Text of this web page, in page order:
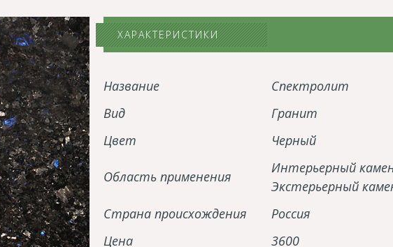
ХАРАКТЕРИСТИКИ
Название
Спектролит
Вид
Гранит
Цвет
Черный
Область применения
Интерьерный
Экстерьерный
Страна происхождения
Россия
Цена
3600